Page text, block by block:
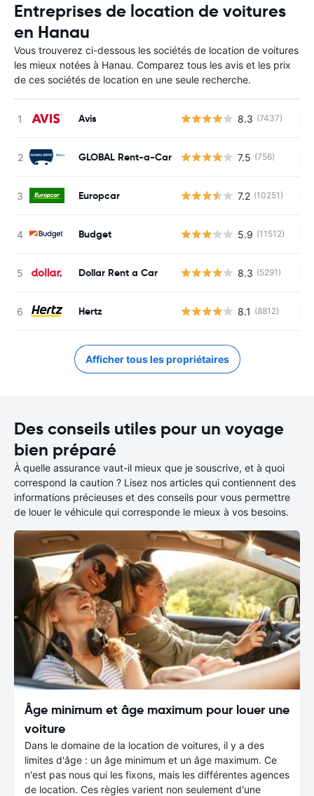
Entreprises de location de voitures
en Hanau
Vous trouverez ci-dessous les sociétés de location de voitures
les mieux notées à Hanau. Comparez tous les avis et les prix
de ces sociétés de location en une seule recherche.
Avis 8.3 (7437)
GLOBAL Rent-a-Car 7.5 (756)
Europcar 7.2 (10251)
Budget 5.9 (11512)
Dollar Rent a Car 8.3 (5291)
Hertz 8.1 (8812)
Afficher tous les propriétaires
Des conseils utiles pour un voyage
bien préparé
À quelle assurance vaut-il mieux que je souscrive, et à quoi
correspond la caution ? Lisez nos articles qui contiennent des
informations précieuses et des conseils pour vous permettre
de louer le véhicule qui corresponde le mieux à vos besoins.
Âge minimum et âge maximum pour louer une
voiture
Dans le domaine de la location de voitures, il y a des
limites d'âge : un âge minimum et un âge maximum. Ce
n'est pas nous qui les fixons, mais les différentes agences
de location. Ces règles varient non seulement d'une